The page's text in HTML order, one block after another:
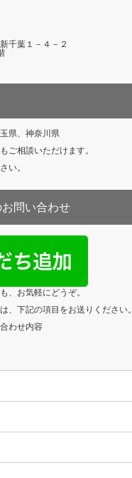
千葉１－４－２
県、神奈川県
ご相談いただけます。
い。
お問い合わせ
、お気軽にどうぞ。
、下記の項目をお送りください。
わせ内容